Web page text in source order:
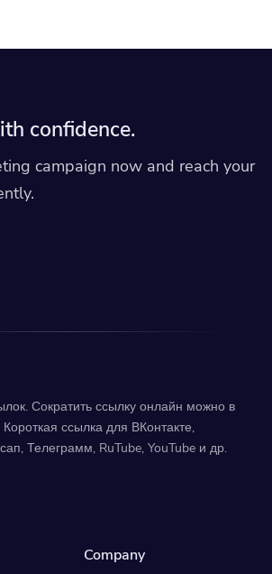
confidence.
campaign now and reach your
Сократить ссылку онлайн можно в
ссылка для ВКонтакте,
Телеграмм, RuTube, YouTube и др.
Company